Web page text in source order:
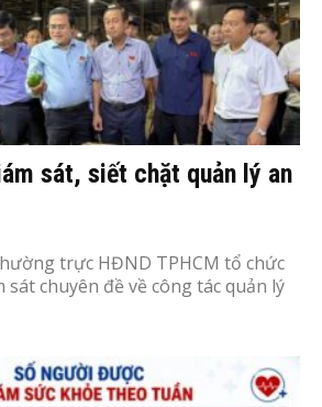
sát, siết chặt quản lý an
trực HĐND TPHCM tổ chức
chuyên đề về công tác quản lý